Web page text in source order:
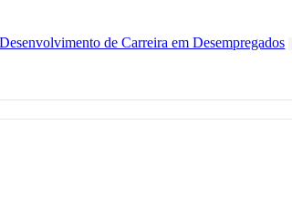
de Carreira em Desempregados